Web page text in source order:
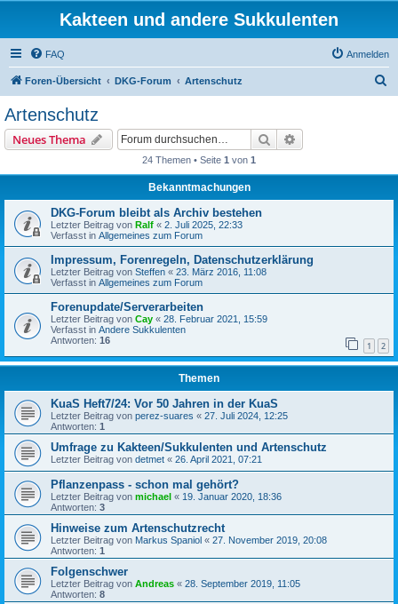
Kakteen und andere Sukkulenten
FAQ Anmelden
Foren-Übersicht DKG-Forum Artenschutz
Artenschutz
Neues Thema Suche
24 Themen • Seite 1 von 1
Bekanntmachungen
DKG-Forum bleibt als Archiv bestehen
Letzter Beitrag von Ralf « 2. Juli 2025, 22:33
Verfasst in Allgemeines zum Forum
Impressum, Forenregeln, Datenschutzerklärung
Letzter Beitrag von Steffen « 23. März 2016, 11:08
Verfasst in Allgemeines zum Forum
Forenupdate/Serverarbeiten
Letzter Beitrag von Cay « 28. Februar 2021, 15:59
Verfasst in Andere Sukkulenten
Antworten: 16 1 2
Themen
KuaS Heft7/24: Vor 50 Jahren in der KuaS
Letzter Beitrag von perez-suares « 27. Juli 2024, 12:25
Antworten: 1
Umfrage zu Kakteen/Sukkulenten und Artenschutz
Letzter Beitrag von detmet « 26. April 2021, 07:21
Pflanzenpass - schon mal gehört?
Letzter Beitrag von michael « 19. Januar 2020, 18:36
Antworten: 3
Hinweise zum Artenschutzrecht
Letzter Beitrag von Markus Spaniol « 27. November 2019, 20:08
Antworten: 1
Folgenschwer
Letzter Beitrag von Andreas « 28. September 2019, 11:05
Antworten: 8